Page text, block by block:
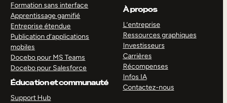
Formation sans interface
Apprentissage gamifié
Entreprise étendue
Publication d’applications
mobiles
Docebo pour MS Teams
Docebo pour Salesforce
Éducation et communauté
Support Hub
À propos
L’entreprise
Ressources graphiques
Investisseurs
Carrières
Récompenses
Infos IA
Contactez-nous